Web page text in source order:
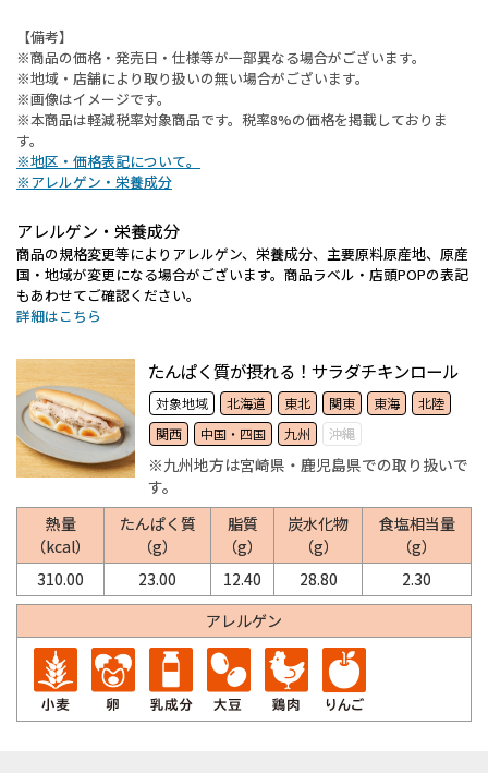
【備考】
※商品の価格・発売日・仕様等が一部異なる場合がございます。
※地域・店舗により取り扱いの無い場合がございます。
※画像はイメージです。
※本商品は軽減税率対象商品です。税率8%の価格を掲載しておりま
す。
※地区・価格表記について。
※アレルゲン・栄養成分
アレルゲン・栄養成分
商品の規格変更等によりアレルゲン、栄養成分、主要原料原産地、原産
国・地域が変更になる場合がございます。商品ラベル・店頭POPの表記
もあわせてご確認ください。
詳細はこちら
たんぱく質が摂れる！サラダチキンロール
対象地域 北海道 東北 関東 東海
北陸
関西
中国・四国 九州 沖縄
※九州地方は宮崎県・鹿児島県での取り扱いで
す。
熱量
（kcal）
たんぱく質
（g）
脂質
（g）
炭水化物
（g）
食塩相当量
（g）
310.00
23.00 12.40 28.80
2.30
アレルゲン